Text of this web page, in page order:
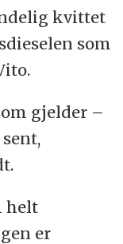
kvittet
som
gjelder –
helt
er